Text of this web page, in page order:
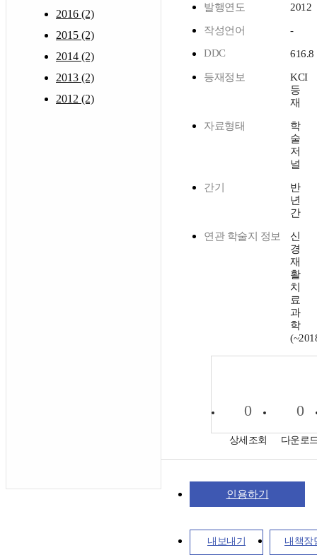
2016 (2)
2015 (2)
2014 (2)
2013 (2)
2012 (2)
발행연도 2012
작성언어
-
DDC
616.8
등재정보
KCI
등
재
자료형태
학
술
저
널
간기
반
년
간
연관 학술지 정보
신
경
재
활
치
료
과
학
0
상세조회
0
다운로
인용하기
내보내기 내책장